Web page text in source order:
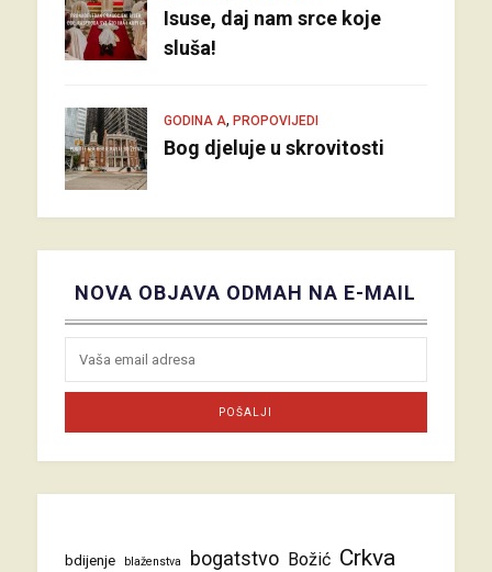
Isuse, daj nam srce koje
sluša!
GODINA A, PROPOVIJEDI
Bog djeluje u skrovitosti
NOVA OBJAVA ODMAH NA E-MAIL
bdijenje blaženstva bogatstvo Božić Crkva